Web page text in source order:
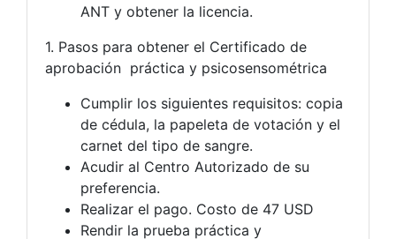
ANT y obtener la licencia.
1. Pasos para obtener el Certificado de
aprobación práctica y psicosensométrica
Cumplir los siguientes requisitos: copia
de cédula, la papeleta de votación y el
carnet del tipo de sangre.
Acudir al Centro Autorizado de su
preferencia.
Realizar el pago. Costo de 47 USD
Rendir la prueba práctica y